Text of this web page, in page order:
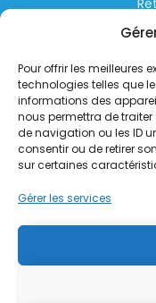
Pour offrir les meilleures
technologies telles que
informations des
nous permettra de
de navigation ou les ID
consentir ou de retirer
sur certaines
Gérer les services